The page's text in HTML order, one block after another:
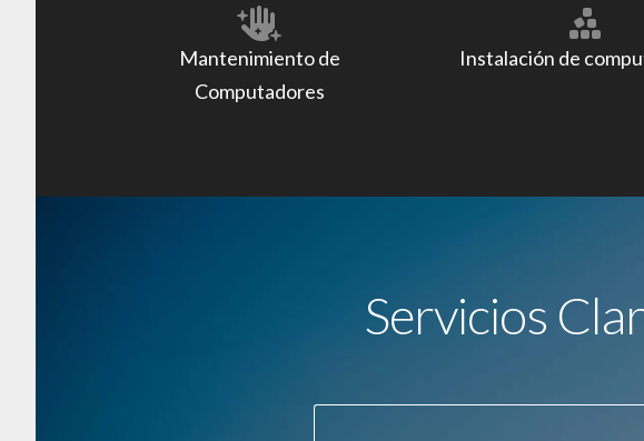
Mantenimiento de
Computadores
Instalación de
Servicios